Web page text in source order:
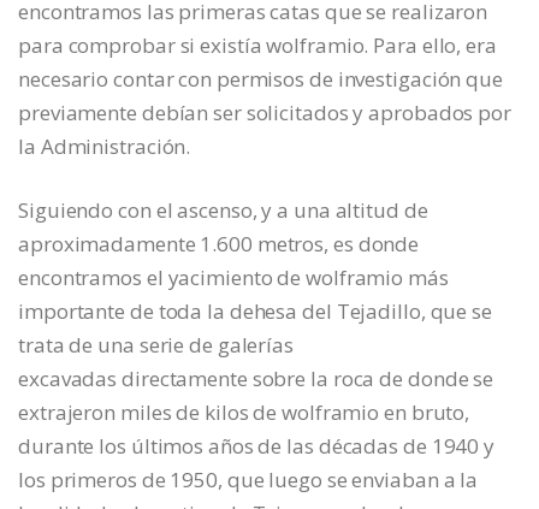
encontramos las primeras catas que se realizaron
para comprobar si existía wolframio. Para ello, era
necesario contar con permisos de investigación que
previamente debían ser solicitados y aprobados por
la Administración.
Siguiendo con el ascenso, y a una altitud de
aproximadamente 1.600 metros, es donde
encontramos el yacimiento de wolframio más
importante de toda la dehesa del Tejadillo, que se
trata de una serie de galerías
excavadas directamente sobre la roca de donde se
extrajeron miles de kilos de wolframio en bruto,
durante los últimos años de las décadas de 1940 y
los primeros de 1950, que luego se enviaban a la